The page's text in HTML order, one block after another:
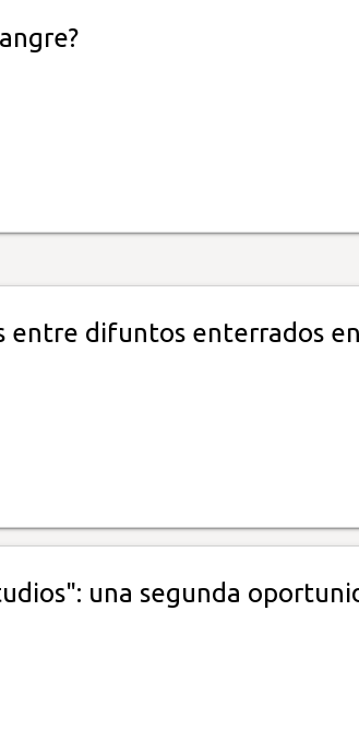
entre difuntos enterrados
una segunda